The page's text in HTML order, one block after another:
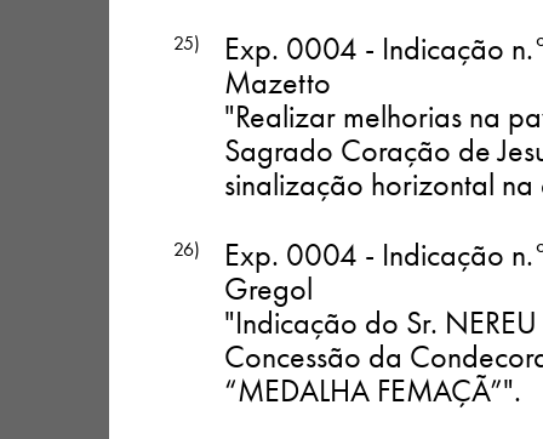
25)
Exp. 0004 - Indicação
Mazetto
"Realizar melhorias na
Sagrado Coração de
sinalização horizontal
26)
Exp. 0004 - Indicação
Gregol
"Indicação do Sr.
Concessão da
“MEDALHA FEMAÇÃ”".